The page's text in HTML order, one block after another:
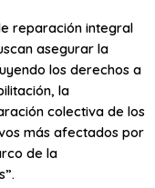
reparación integral
asegurar la
los derechos a
la
colectiva de los
más afectados por
de la